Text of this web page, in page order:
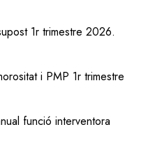
1r trimestre 2026.
i PMP 1r trimestre
funció interventora